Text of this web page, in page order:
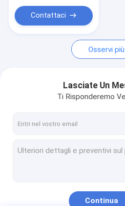
Contattaci
Osservi più
Lasciate Un
Ti Risponderemo
Continua